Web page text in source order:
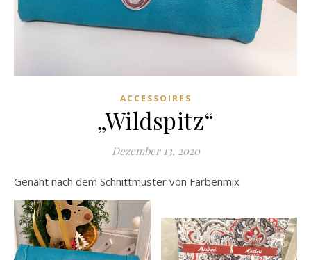
ACCESSOIRES
„Wildspitz“
Dezember 13, 2020
Genäht nach dem Schnittmuster von Farbenmix